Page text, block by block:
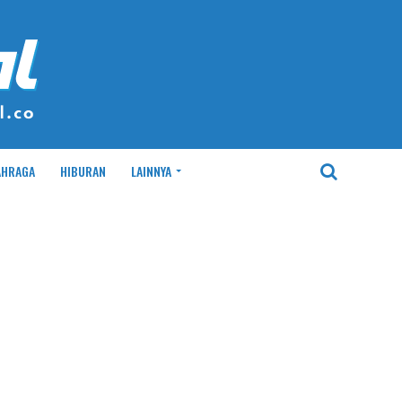
HIBURAN LAINNYA